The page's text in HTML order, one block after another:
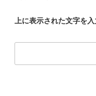
上に表示された文字を